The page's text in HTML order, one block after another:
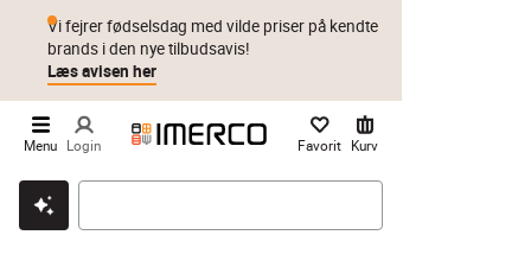
Klik & hent Byt i 1 år Prismatch
Vi fejrer fødselsdag med vilde priser på kendte
brands i den nye tilbudsavis!
Læs avisen her
Menu Login Favorit Kurv